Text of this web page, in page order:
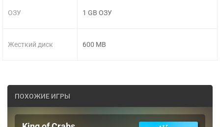
ОЗУ
Жесткий диск
1 GB ОЗУ
600 MB
ПОХОЖИЕ ИГРЫ